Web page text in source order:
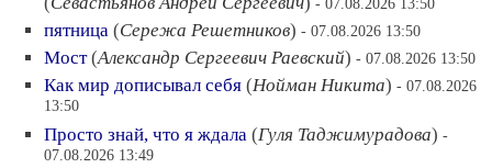
пятница (Сережа Решетников) - 07.08.2026 13:50
Мост(Александр Сергеевич Раевский) - 07.08.2026 13:50
Как мир дописывал себя (Нойман Никита) - 07.08.2026
13:50
Просто знай, что я ждала (Гуля Таджимурадова) -
07.08.2026 13:49